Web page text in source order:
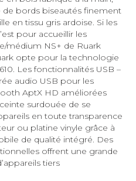
bords biseautés finement
en tissu gris ardoise. Si les
pour accueillir les
médium NS+ de Ruark
opte pour la technologie
Les fonctionnalités USB –
audio USB pour les
AptX HD améliorées
surdouée de se
en toute transparence
ou platine vinyle grâce à
de qualité intégré. Des
offrent une grande
tiers